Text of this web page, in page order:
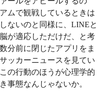
ムで観戦しているときは
ないのと同様に、LINEと
が適応しただけだ、と考
分前に閉じたアプリをま
ッカーニュースを見てい
の行動のほうが心理学的
事態なんじゃないか。